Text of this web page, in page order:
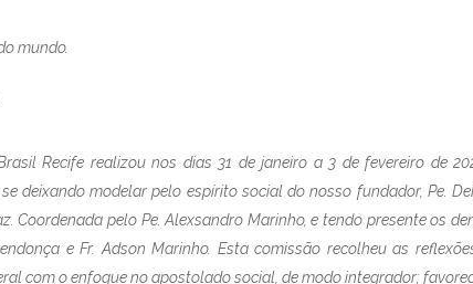
mundo.
Recife realizou nos dias 31 de janeiro a 3 de fevereiro de
deixando modelar pelo espírito social do nosso fundador, Pe.
Coordenada pelo Pe. Alexsandro Marinho, e tendo presente os
e Fr. Adson Marinho. Esta comissão recolheu as
com o enfoque no apostolado social, de modo integrador;